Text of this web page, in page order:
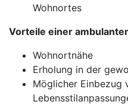
Wohnortes
Vorteile einer
Wohnortnähe
Erholung in der
Möglicher Einbezug